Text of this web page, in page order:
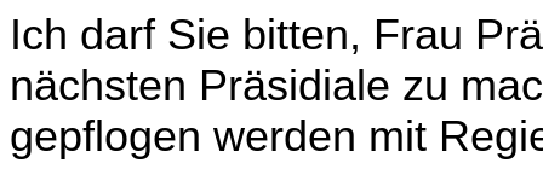
Ich darf Sie bitten, Frau
nächsten Präsidiale zu
gepflogen werden mit